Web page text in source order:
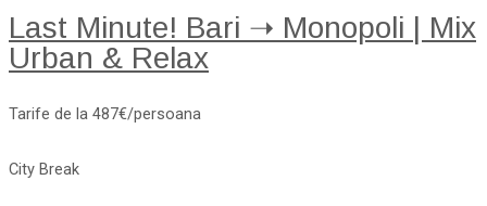
Last Minute! Bari ➝ Monopoli | Mix
Urban & Relax
Tarife de la 487€/persoana
City Break